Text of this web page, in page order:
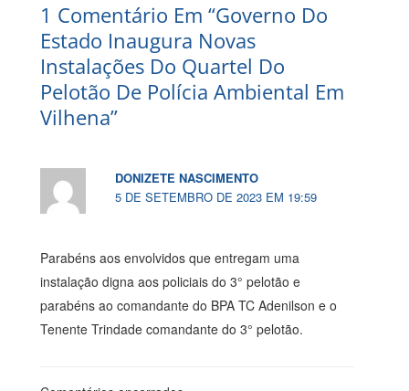
1 Comentário Em “Governo Do
Estado Inaugura Novas
Instalações Do Quartel Do
Pelotão De Polícia Ambiental Em
Vilhena”
DONIZETE NASCIMENTO
5 DE SETEMBRO DE 2023 EM 19:59
Parabéns aos envolvidos que entregam uma
instalação digna aos policiais do 3° pelotão e
parabéns ao comandante do BPA TC Adenilson e o
Tenente Trindade comandante do 3° pelotão.